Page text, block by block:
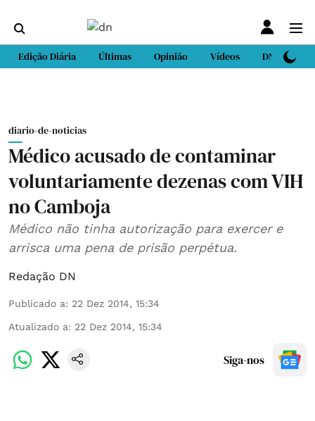
Edição Diária Últimas Opinião Vídeos DN Sport
diario-de-noticias
Médico acusado de contaminar
voluntariamente dezenas com VIH
no Camboja
Médico não tinha autorização para exercer e
arrisca uma pena de prisão perpétua.
Redação DN
Publicado a: 22 Dez 2014, 15:34
Atualizado a: 22 Dez 2014, 15:34
Siga-nos